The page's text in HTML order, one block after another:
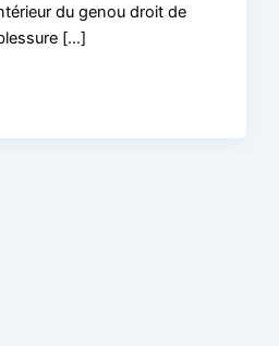
du genou droit de
[…]